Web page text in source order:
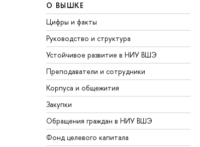
О ВЫШКЕ
Цифры и факты
Руководство и структура
Устойчивое развитие в НИУ ВШЭ
Преподаватели и сотрудники
Корпуса и общежития
Закупки
Обращения граждан в НИУ ВШЭ
Фонд целевого капитала